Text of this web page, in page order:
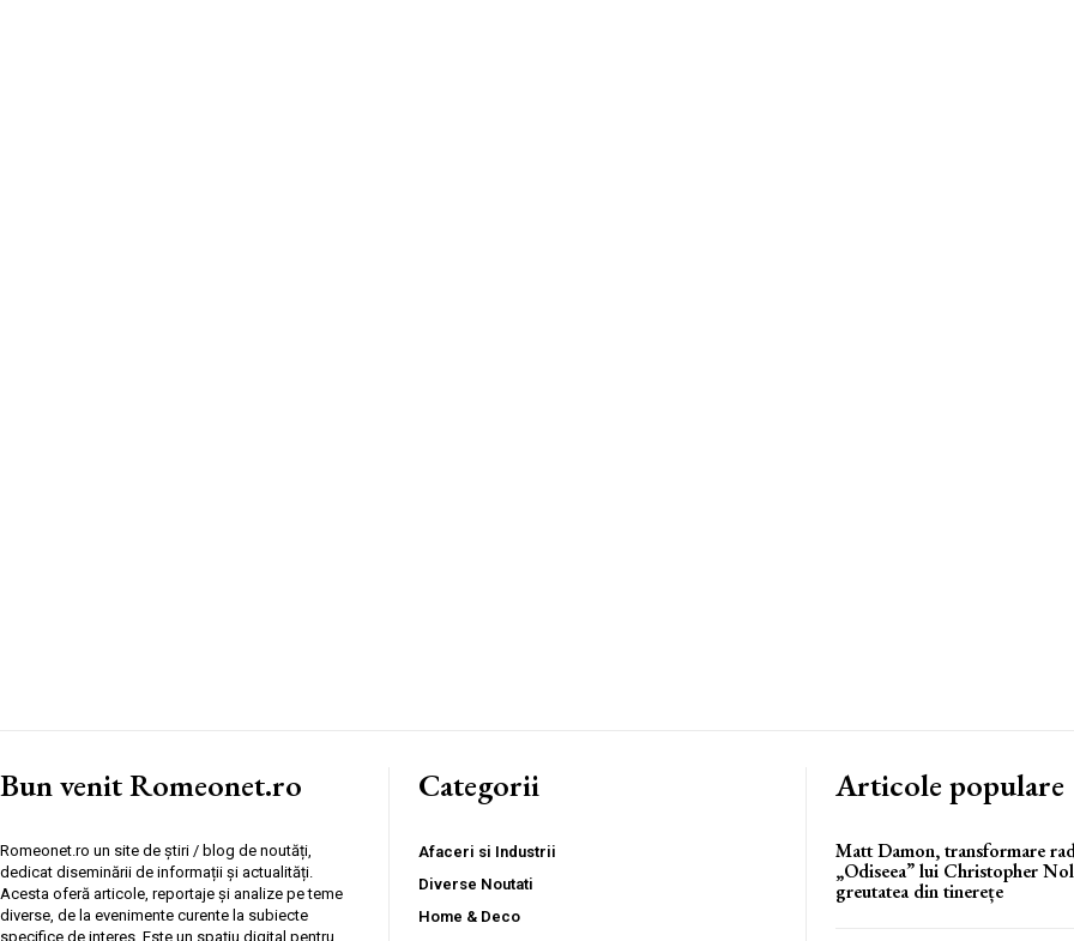
Bun venit Romeonet.ro
Romeonet.ro un site de știri / blog de noutăți,
dedicat diseminării de informații și actualități.
Acesta oferă articole, reportaje și analize pe teme
diverse, de la evenimente curente la subiecte
specifice de interes. Este un spațiu digital pentru
Categorii
Afaceri si Industrii
Diverse Noutati
Home & Deco
Articole populare
Matt Damon, transformare
„Odiseea” lui Christopher
greutatea din tinerețe